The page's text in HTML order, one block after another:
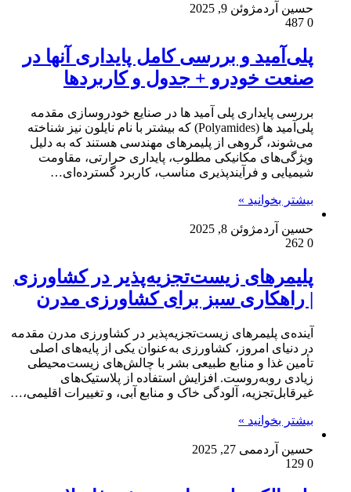
حسین آردمژوئن 9, 2025
0
پلی‌آمید و بررسی کامل پایداری آنها در
صنعت خودرو + جدول و کاربردها
بررسی پایداری پلی آمید ها در صنایع خودروسازی مقدمه
پلی‌آمید ها (Polyamides) که بیشتر با نام نایلون نیز شناخته
می‌شوند، گروهی از پلیمرهای مهندسی هستند که به دلیل
ویژگی‌های مکانیکی مطلوب، پایداری حرارتی، مقاومت
شیمیایی و فرآیندپذیری مناسب، کاربرد گسترده‌ای…
بیشتر بخوانید »
حسین آردمژوئن 8, 2025
0
پلیمرهای زیست‌تجزیه‌پذیر در کشاورزی
| راهکاری سبز برای کشاورزی مدرن
آینده‌ی پلیمرهای زیست‌تجزیه‌پذیر در کشاورزی مدرن مقدمه
در دنیای امروز، کشاورزی به‌عنوان یکی از پایه‌های اصلی
تأمین غذا و منابع طبیعی بشر با چالش‌های زیست‌محیطی
زیادی روبه‌روست. افزایش استفاده از پلاستیک‌های
غیرقابل‌تجزیه، آلودگی خاک و منابع آبی، و تغییرات اقلیمی،…
بیشتر بخوانید »
حسین آردممی 27, 2025
0